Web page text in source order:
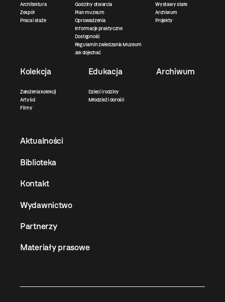
Architektura
Zespół
Praca i staże
Godziny otwarcia
Plan muzeum
Oprowadzenia
Informacje praktyczne
Dostępność
Regulamin zwiedzania Muzeum
Jak dojechać
Wystawy stałe
Archiwum
Projekty
Kolekcja
Założenia kolekcji
Artyści
Filmy
Edukacja
Dzieci i rodziny
Młodzież i dorośli
Archiwum
Aktualności
Biblioteka
Kontakt
Wydawnictwo
Partnerzy
Materiały prasowe